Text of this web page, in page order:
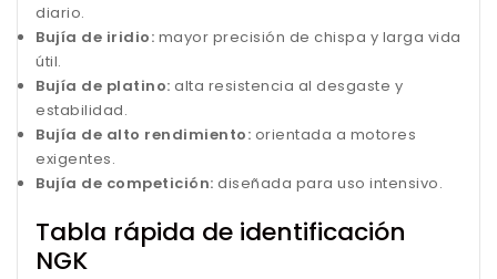
diario.
Bujía de iridio: mayor precisión de chispa y larga vida
útil.
Bujía de platino: alta resistencia al desgaste y
estabilidad.
Bujía de alto rendimiento: orientada a motores
exigentes.
Bujía de competición: diseñada para uso intensivo.
Tabla rápida de identificación
NGK